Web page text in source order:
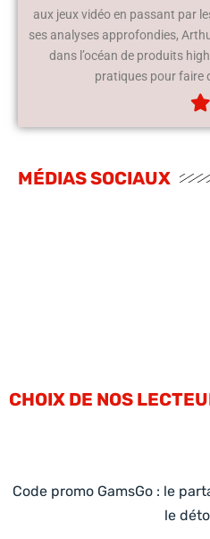
aux jeux vidéo en passant par
ses analyses approfondies,
dans l’océan de produits
pratiques pour faire
MÉDIAS SOCIAUX
CHOIX DE NOS
Code promo GamsGo : le
le